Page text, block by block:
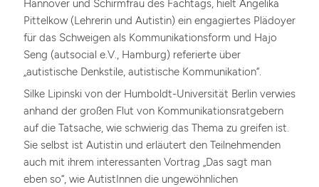
Hannover und Schirmfrau des Fachtags, hielt Angelika
Pittelkow (Lehrerin und Autistin) ein engagiertes Plädoyer
für das Schweigen als Kommunikationsform und Hajo
Seng (autsocial e.V., Hamburg) referierte über
„autistische Denkstile, autistische Kommunikation“.
Silke Lipinski von der Humboldt-Universität Berlin verwies
anhand der großen Flut von Kommunikationsratgebern
auf die Tatsache, wie schwierig das Thema zu greifen ist.
Sie selbst ist Autistin und erläutert den Teilnehmenden
auch mit ihrem interessanten Vortrag „Das sagt man
eben so“, wie AutistInnen die ungewöhnlichen